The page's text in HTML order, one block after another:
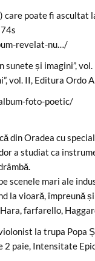
care poate fi ascultat
revelat-nu…/
și imagini”,
vol. II, Editura Ordo
foto-poetic/
din Oradea cu
a studiat ca
scenele mari ale
la vioară, împreună
farfarello,
la trupa Popa
paie, Intensitate